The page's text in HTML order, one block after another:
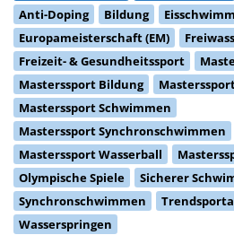
Anti-Doping
Bildung
Europameisterschaft (EM)
Freizeit- & Gesundheitssport
Masterssport Bildung
Masterssport Schwimmen
Masterssport Synchronschwimmen
Masterssport Wasserball
Olympische Spiele
Sicherer
Synchronschwimmen
Wasserspringen